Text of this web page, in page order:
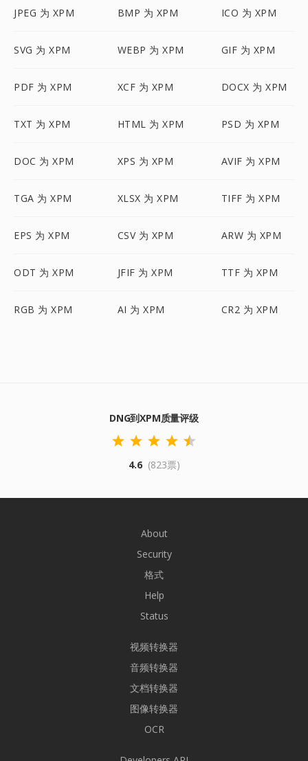
JPEG 为 XPM BMP 为 XPM ICO 为 XPM
SVG 为 XPM WEBP 为 XPM GIF 为 XPM
PDF 为 XPM XCF 为 XPM DOCX 为 XPM
TXT 为 XPM HTML 为 XPM PSD 为 XPM
DOC 为 XPM XPS 为 XPM AVIF 为 XPM
TGA 为 XPM XLSX 为 XPM TIFF 为 XPM
EPS 为 XPM CSV 为 XPM ARW 为 XPM
ODT 为 XPM JFIF 为 XPM TTF 为 XPM
RGB 为 XPM AI 为 XPM CR2 为 XPM
DNG到XPM质量评级
4.6 (823票)
About
Security
格式
Help
Status
视频转换器
音频转换器
文档转换器
图像转换器
OCR